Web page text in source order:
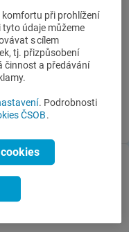
sporů
oznamovatele
při prohlížení
tyto údaje můžeme
s cílem
tj. přizpůsobení
činnost a předávání
. Podrobnosti
ČSOB.